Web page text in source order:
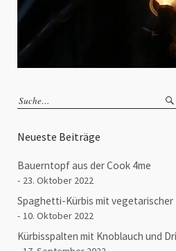
Neueste Beiträge
Bauerntopf aus der Cook 4me
23. Oktober 2022
Spaghetti-Kürbis mit
10. Oktober 2022
Kürbisspalten mit Knoblauch und